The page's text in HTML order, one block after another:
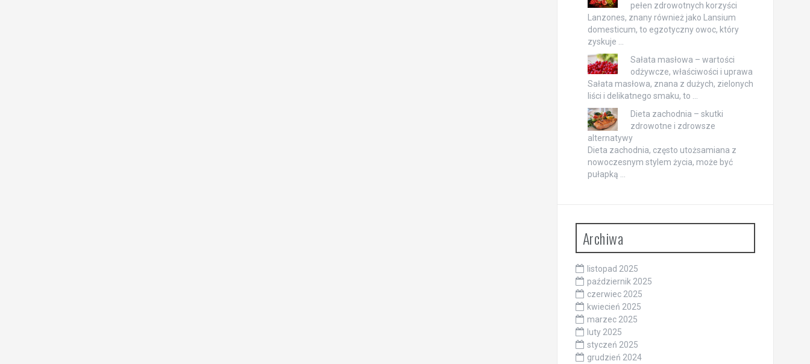
pełen zdrowotnych korzyści
Lanzones, znany również jako Lansium
domesticum, to egzotyczny owoc, który
zyskuje …
Sałata masłowa – wartości
odżywcze, właściwości i uprawa
Sałata masłowa, znana z dużych, zielonych
liści i delikatnego smaku, to …
Dieta zachodnia – skutki
zdrowotne i zdrowsze
alternatywy
Dieta zachodnia, często utożsamiana z
nowoczesnym stylem życia, może być
pułapką …
Archiwa
listopad 2025
październik 2025
czerwiec 2025
kwiecień 2025
marzec 2025
luty 2025
styczeń 2025
grudzień 2024